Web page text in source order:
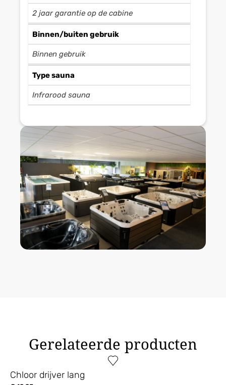
2 jaar garantie op de cabine
Binnen/buiten gebruik
Binnen gebruik
Type sauna
Infrarood sauna
Gerelateerde producten
Chloor drijver lang